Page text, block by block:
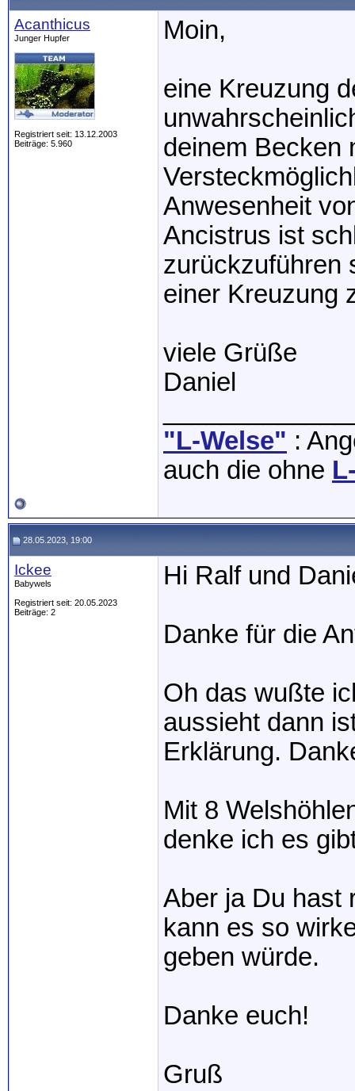
Acanthicus
Junger Hupfer
Registriert seit: 13.12.2003
Beiträge: 5.960
Moin,
eine Kreuzung
deinem Becken
Anwesenheit
Ancistrus ist
zurückzuführen
einer Kreuzung
viele Grüße
Daniel
"L-Welse" :
auch die ohne
28.05.2023, 19:00
Ickee
Babywels
Registriert seit: 20.05.2023
Beiträge: 2
Hi Ralf und
Danke für die
Oh das wußte
aussieht dann
Erklärung.
Mit 8
denke ich es
Aber ja Du hast
kann es so
geben würde.
Danke euch!
Gruß